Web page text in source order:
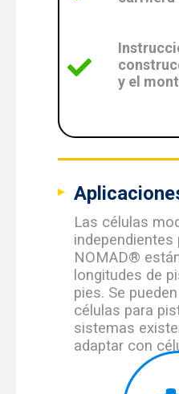
y el
Las células
independientes
NOMAD®
longitudes de
pies. Se
células para
sistemas
adaptar con